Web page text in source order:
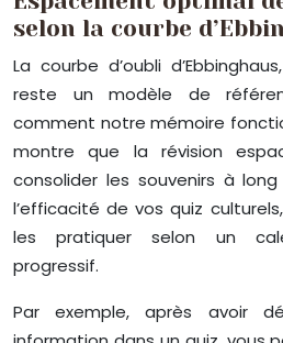
selon la courbe
La courbe d’oubli
reste un modèle de
comment notre mémoire
montre que la révision
consolider les souvenirs à
l’efficacité de vos quiz
les pratiquer selon un
progressif.
Par exemple, après avoir